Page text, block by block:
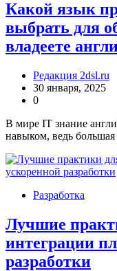
Какой язык
выбрать для
владеете
Редакция 2dsl.ru
30 января, 2025
0
В мире IT знание
навыком, ведь
Разработка
Лучшие
интеграции
разработки